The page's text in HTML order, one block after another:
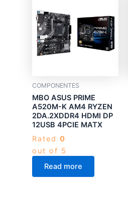
COMPONENTES
MBO ASUS PRIME
A520M-K AM4 RYZEN
2DA.2XDDR4 HDMI DP
12USB 4PCIE MATX
Rated 0
out of 5
Read more